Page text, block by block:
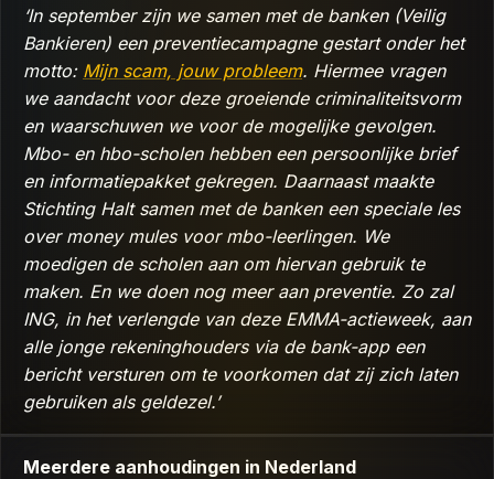
‘In september zijn we samen met de banken (Veilig
Bankieren) een preventiecampagne gestart onder het
motto: Mijn scam, jouw probleem. Hiermee vragen
we aandacht voor deze groeiende criminaliteitsvorm
en waarschuwen we voor de mogelijke gevolgen.
Mbo- en hbo-scholen hebben een persoonlijke brief
en informatiepakket gekregen. Daarnaast maakte
Stichting Halt samen met de banken een speciale les
over money mules voor mbo-leerlingen. We
moedigen de scholen aan om hiervan gebruik te
maken. En we doen nog meer aan preventie. Zo zal
ING, in het verlengde van deze EMMA-actieweek, aan
alle jonge rekeninghouders via de bank-app een
bericht versturen om te voorkomen dat zij zich laten
gebruiken als geldezel.’
Meerdere aanhoudingen in Nederland